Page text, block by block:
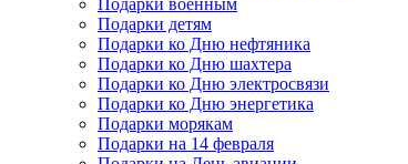
Подарки военным
Подарки детям
Подарки ко Дню нефтяника
Подарки ко Дню шахтера
Подарки ко Дню электросвязи
Подарки ко Дню энергетика
Подарки морякам
Подарки на 14 февраля